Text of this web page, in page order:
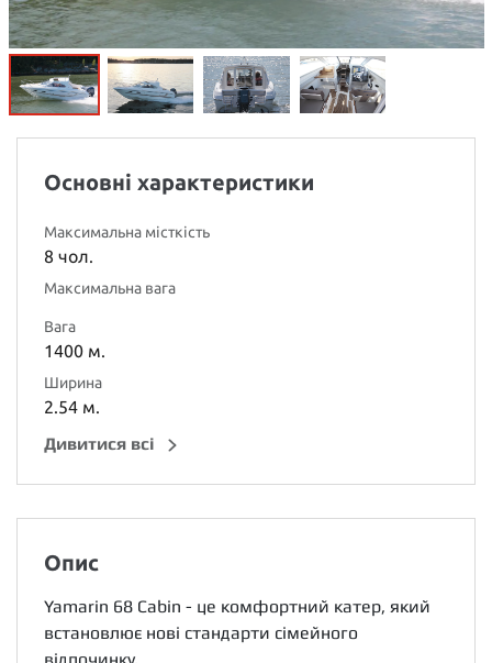
Основні характеристики
Максимальна місткість
8 чол.
Максимальна вага
Вага
1400 м.
Ширина
2.54 м.
Дивитися всі
Опис
Yamarin 68 Cabin - це комфортний катер, який
встановлює нові стандарти сімейного